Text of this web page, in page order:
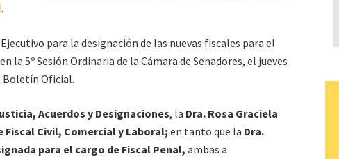
.
para la designación de las nuevas fiscales para el
la 5º Sesión Ordinaria de la Cámara de Senadores, el jueves
Boletín Oficial.
Acuerdos y Designaciones, la Dra. Rosa Graciela
Fiscal Civil, Comercial y Laboral; en tanto que la Dra.
para el cargo de Fiscal Penal,ambas a